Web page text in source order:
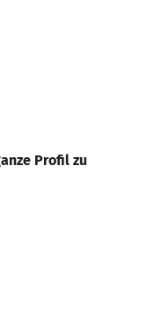
Profil zu